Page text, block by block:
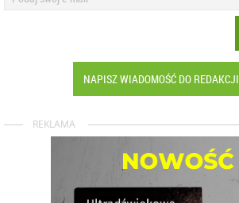
NAPISZ WIADOMOŚĆ DO REDAKCJI
REKLAMA